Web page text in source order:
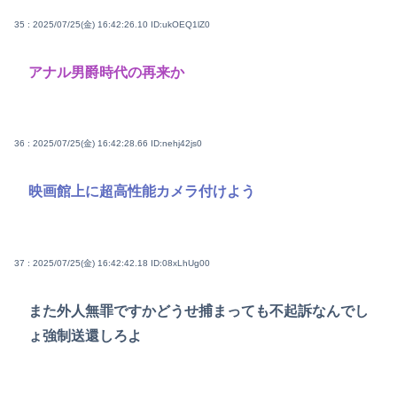
35 : 2025/07/25(金) 16:42:26.10 ID:ukOEQ1lZ0
アナル男爵時代の再来か
36 : 2025/07/25(金) 16:42:28.66 ID:nehj42js0
映画館上に超高性能カメラ付けよう
37 : 2025/07/25(金) 16:42:42.18 ID:08xLhUg00
また外人無罪ですかどうせ捕まっても不起訴なんでし
ょ強制送還しろよ